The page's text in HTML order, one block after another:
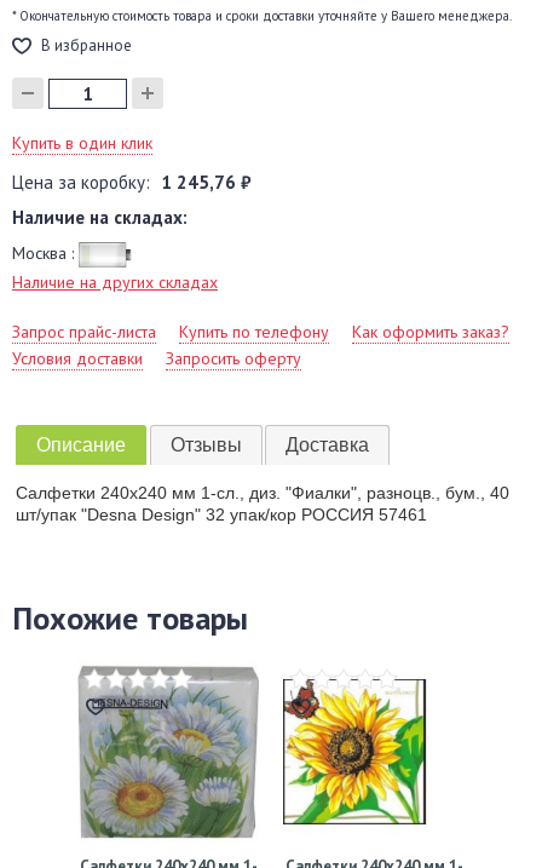
* Окончательную стоимость товара и сроки доставки уточняйте у Вашего менеджера.
В избранное
Купить в один клик
Цена за коробку: 1 245,76 ₽
Наличие на складах:
Москва :
Наличие на других складах
Запрос прайс-листа Купить по телефону
Как оформить заказ?
Условия доставки
Запросить оферту
Описание Отзывы Доставка
Салфетки 240х240 мм 1-сл., диз. "Фиалки", разноцв., бум., 40
шт/упак "Desna Design" 32 упак/кор РОССИЯ 57461
Похожие товары